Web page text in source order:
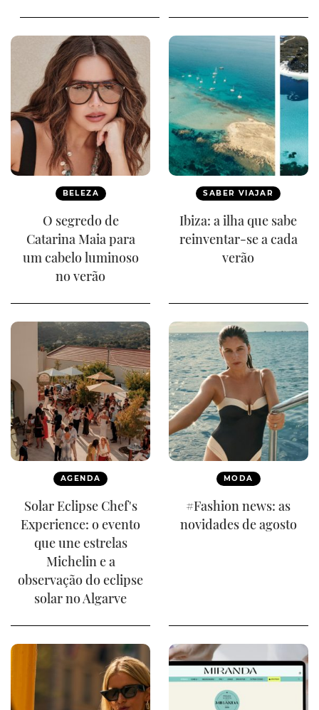
BELEZA
O segredo de
Catarina Maia para
um cabelo luminoso
no verão
SABER VIAJAR
Ibiza: a ilha que sabe
reinventar-se a cada
verão
AGENDA
Solar Eclipse Chef's
Experience: o evento
que une estrelas
Michelin e a
observação do eclipse
solar no Algarve
MODA
#Fashion news: as
novidades de agosto